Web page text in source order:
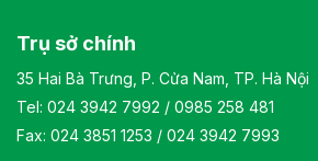
Trụ sở chính
35 Hai Bà Trưng, P. Cửa Nam, TP. Hà Nội
Tel: 024 3942 7992 / 0985 258 481
Fax: 024 3851 1253 / 024 3942 7993